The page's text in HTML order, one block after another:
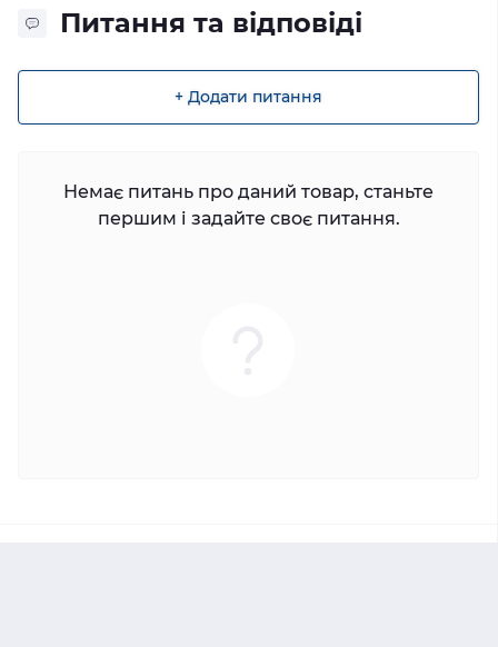
Питання та відповіді
+ Додати питання
Немає питань про даний товар, станьте
першим і задайте своє питання.